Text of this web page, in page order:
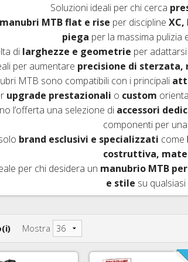
DERAGLIATORE E ACCESSORI
D'ARIA 26"
D'ARIA 27,5"
D'ARIA 29ER
TUBELESS, VALVOLE E
PASSANTI
FRENI SRAM AVID
FRENI FORMULA
FRENI HAYES
FRENI MAGURA
FRENI BRAKING
FRENI CORSA E MTB
IDRAULICI
Soluzioni ideali per chi cerca
manubri MTB flat e rise per discipline
piega per la massima pulizia
di larghezze e geometrie per
per aumentare precisione di
MTB sono compatibili con i principali
upgrade prestazionali o custom
l’offerta una selezione di accessori
componenti per una
brand esclusivi e specializzati come
costruttiva,
per chi desidera un manubrio MTB
e stile su
Mostra